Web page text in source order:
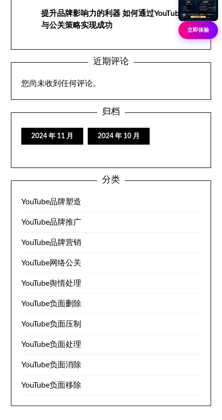
提升品牌影响力的利器 如何通过YouTube网络
与公关策略实现成功
近期评论
您尚未收到任何评论。
归档
2024 年 11 月 2024 年 10 月
分类
YouTube品牌塑造
YouTube品牌推广
YouTube品牌营销
YouTube网络公关
YouTube舆情处理
YouTube负面删除
YouTube负面压制
YouTube负面处理
YouTube负面消除
YouTube负面移除
立即体验